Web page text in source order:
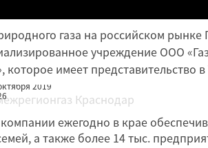
газа на российском
учреждение ООО
которое имеет представительство
2019
ежегодно в крае
а также более 14 тыс.